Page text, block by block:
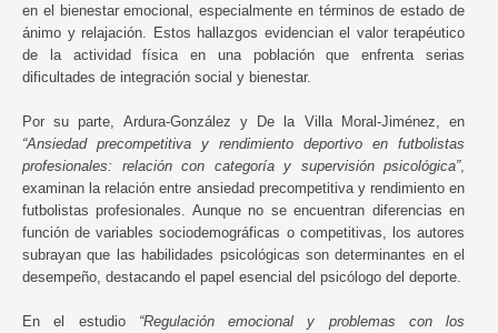
en el bienestar emocional, especialmente en términos de estado de
ánimo y relajación. Estos hallazgos evidencian el valor terapéutico
de la actividad física en una población que enfrenta serias
dificultades de integración social y bienestar.
Por su parte, Ardura-González y De la Villa Moral-Jiménez, en
“Ansiedad precompetitiva y rendimiento deportivo en futbolistas
profesionales: relación con categoría y supervisión psicológica”,
examinan la relación entre ansiedad precompetitiva y rendimiento en
futbolistas profesionales. Aunque no se encuentran diferencias en
función de variables sociodemográficas o competitivas, los autores
subrayan que las habilidades psicológicas son determinantes en el
desempeño, destacando el papel esencial del psicólogo del deporte.
En el estudio “Regulación emocional y problemas con los